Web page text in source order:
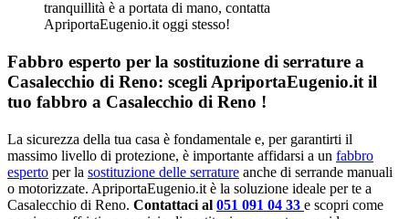
tranquillità è a portata di mano, contatta
ApriportaEugenio.it oggi stesso!
Fabbro esperto per la sostituzione di serrature a
Casalecchio di Reno: scegli ApriportaEugenio.it il
tuo fabbro a Casalecchio di Reno !
La sicurezza della tua casa è fondamentale e, per garantirti il
massimo livello di protezione, è importante affidarsi a un fabbro
esperto per la sostituzione delle serrature anche di serrande manuali
o motorizzate. ApriportaEugenio.it è la soluzione ideale per te a
Casalecchio di Reno. Contattaci al 051 091 04 33 e scopri come